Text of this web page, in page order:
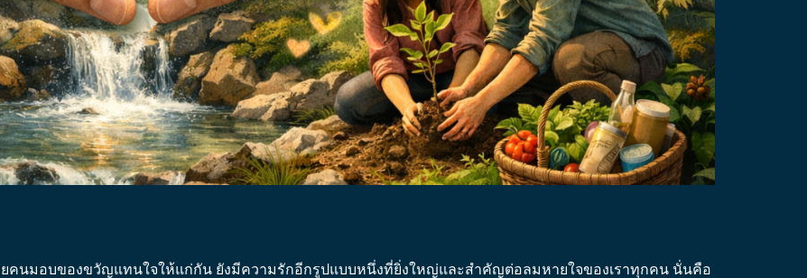
คนมอบของขวัญแทนใจให้แก่กัน ยังมีความรักอีกรูปแบบหนึ่งที่ยิ่งใหญ่และสำคัญต่อลมหายใจของเราทุกคน นั่นคือ